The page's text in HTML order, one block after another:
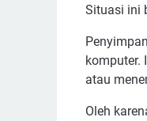
Situasi ini
komputer.
atau
Oleh